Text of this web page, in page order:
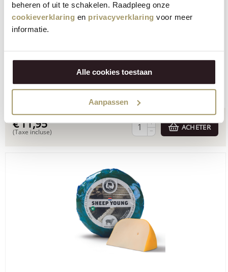
beheren of uit te schakelen. Raadpleeg onze
cookieverklaring en privacyverklaring voor meer
informatie.
Alle cookies toestaan
Aanpassen
Henri Willig Fromage de vache Gouda Naturel 380
grammes
€11,95
(Taxe incluse)
+
−
ACHETER